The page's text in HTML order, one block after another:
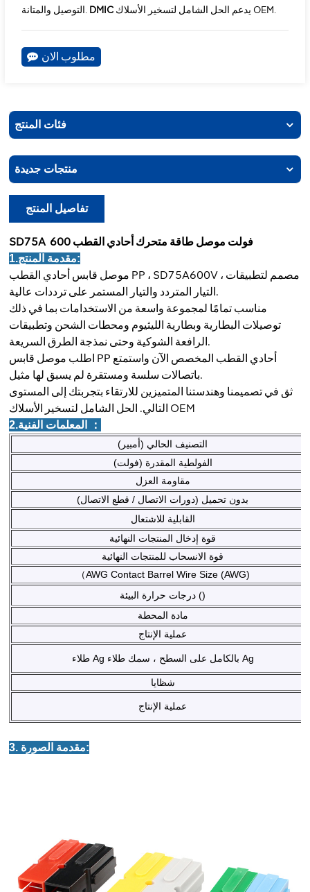
التوصيل والمتانة. DMIC يدعم الحل الشامل لتسخير الأسلاك OEM.
مطلوب الان
فئات المنتج
منتجات جديدة
تفاصيل المنتج
SD75A 600 فولت موصل طاقة متحرك أحادي القطب
1.مقدمة المنتج:
موصل قابس أحادي القطب PP ، SD75A600V ، مصمم لتطبيقات
التيار المتردد والتيار المستمر على ترددات عالية.
مناسب تمامًا لمجموعة واسعة من الاستخدامات بما في ذلك
توصيلات البطارية وبطارية الليثيوم ومحطات الشحن وتطبيقات
الرافعة الشوكية وحتى نمذجة الطرق السريعة.
اطلب موصل قابس PP أحادي القطب المخصص الآن واستمتع
باتصالات سلسة ومستقرة لم يسبق لها مثيل.
ثق في تصميمنا وهندستنا المتميزين للارتقاء بتجربتك إلى المستوى
التالي. الحل الشامل لتسخير الأسلاك OEM
2.المعلمات الفنية ：
التصنيف الحالي (أمبير)
الفولطية المقدرة (فولت)
مقاومة العزل
بدون تحميل (دورات الاتصال / قطع الاتصال)
القابلية للاشتعال
قوة إدخال المنتجات النهائية
قوة الانسحاب للمنتجات النهائية
（AWG Contact Barrel Wire Size (AWG)
درجات حرارة البيئة ()
مادة المحطة
عملية الإنتاج
طلاء Ag بالكامل على السطح ، سمك طلاء Ag
شظايا
عملية الإنتاج
3. مقدمة الصورة: